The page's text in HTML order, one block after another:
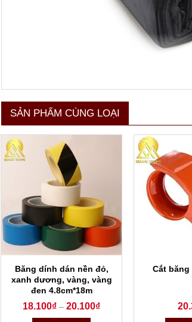
Bịch đựng rác 3 cuộn cỡ đại, trung, tiểu / Túi
SẢN PHẨM CÙNG LOẠI
Băng dính dán nền đỏ,
xanh dương, vàng, vàng
đen 4.8cm*18m
18.100₫ –20.100₫
Cắt băng